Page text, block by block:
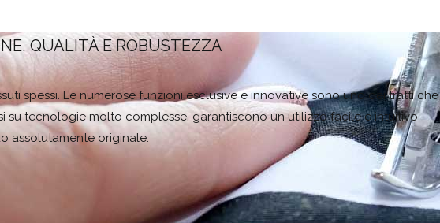
QUALITÀ E ROBUSTEZZA
spessi. Le numerose funzioni esclusive e innovative sono uno dei tratti che
su tecnologie molto complesse, garantiscono un utilizzo facile e intuitivo
assolutamente originale.